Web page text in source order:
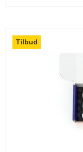
Tilbud